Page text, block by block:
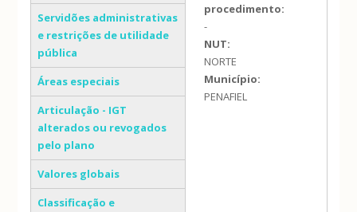
Servidões administrativas
e restrições de utilidade
pública
Áreas especiais
Articulação - IGT
alterados ou revogados
pelo plano
Valores globais
Classificação e
procedimento:
-
NUT:
NORTE
Município:
PENAFIEL